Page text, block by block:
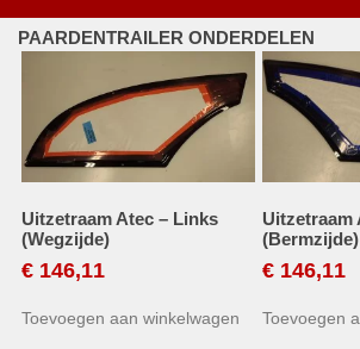
PAARDENTRAILER ONDERDELEN
Uitzetraam Atec – Links
(Wegzijde)
€ 146,11
Toevoegen aan winkelwagen
Uitzetraam
(Bermzijde)
€ 146,11
Toevoegen